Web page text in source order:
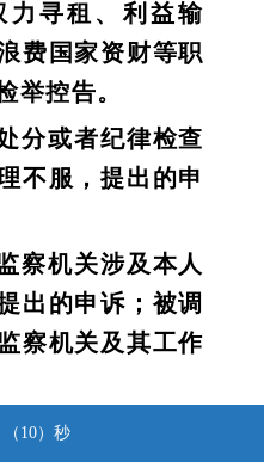
力寻租、利益输
费国家资财等职
举控告。
分或者纪律检查
不服，提出的申
察机关涉及本人
出的申诉；被调
察机关及其工作
的申诉。
10）秒